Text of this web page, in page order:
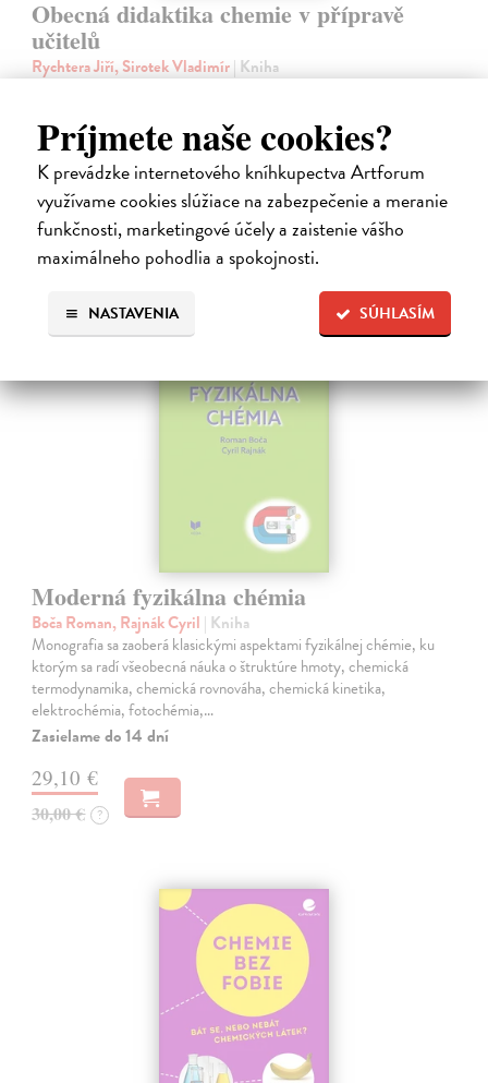
Príjmete naše cookies?
K prevádzke internetového kníhkupectva Artforum
využívame cookies slúžiace na zabezpečenie a meranie
funkčnosti, marketingové účely a zaistenie vášho
maximálneho pohodlia a spokojnosti.
SÚHLASÍM
NASTAVENIA
Obecná didaktika chemie v přípravě
učitelů
Rychtera Jiří, Sirotek Vladimír| Kniha
základních poznatků z obecné didaktiky na učivo chemie. Tím se řadí
mezi…
Zasielame do 12 dní
34,24 €
35,30 € ?
Moderná fyzikálna chémia
Boča Roman, Rajnák Cyril | Kniha
Monografia sa zaoberá klasickými aspektami fyzikálnej chémie, ku
ktorým sa radí všeobecná náuka o štruktúre hmoty, chemická
termodynamika, chemická rovnováha, chemická kinetika,
elektrochémia, fotochémia,…
Zasielame do 14 dní
29,10 €
30,00 € ?